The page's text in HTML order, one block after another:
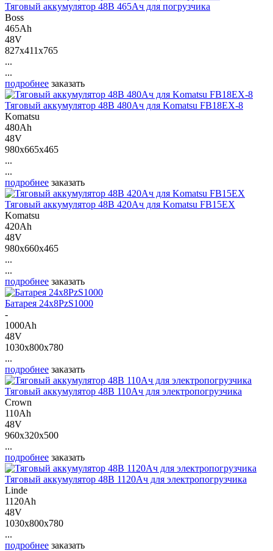
Тяговый аккумулятор 48В 465Ач для погрузчика
Boss
465Ah
48V
827x411x765
...
...
подробнее заказать
Тяговый аккумулятор 48В 480Ач для Komatsu FB18EX-8
Komatsu
480Ah
48V
980x665x465
...
...
подробнее заказать
Тяговый аккумулятор 48В 420Ач для Komatsu FB15EX
Komatsu
420Ah
48V
980x660x465
...
...
подробнее заказать
Батарея 24х8PzS1000
-
1000Ah
48V
1030x800x780
...
подробнее заказать
Тяговый аккумулятор 48В 110Ач для электропогрузчика
Crown
110Ah
48V
960x320x500
...
подробнее заказать
Тяговый аккумулятор 48В 1120Ач для электропогрузчика
Linde
1120Ah
48V
1030x800x780
...
подробнее заказать